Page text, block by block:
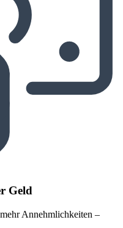
Geld
Annehmlichkeiten –